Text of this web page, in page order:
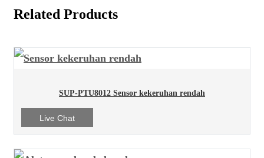
Related Products
SUP-PTU8012 Sensor kekeruhan rendah
Live Chat